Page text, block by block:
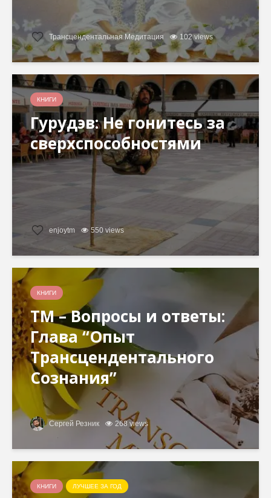
Трансцендентальная Медитация 102 views
КНИГИ
Гурудэв: Не гонитесь за
сверхспособностями
enjoytm 550 views
КНИГИ
ТМ – Вопросы и ответы:
Глава “Опыт
Трансцендентального
Сознания”
Сергей Резник 268 views
КНИГИ ЛУЧШЕЕ ЗА ГОД